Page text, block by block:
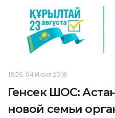
18:56, 04 Июня 2018
Генсек ШОС:
новой семьи